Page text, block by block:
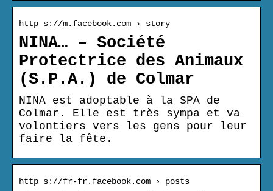
http s://m.facebook.com › story
NINA… – Société
Protectrice des Animaux
(S.P.A.) de Colmar
NINA est adoptable à la SPA de
Colmar. Elle est très sympa et va
volontiers vers les gens pour leur
faire la fête.
http s://fr-fr.facebook.com › posts